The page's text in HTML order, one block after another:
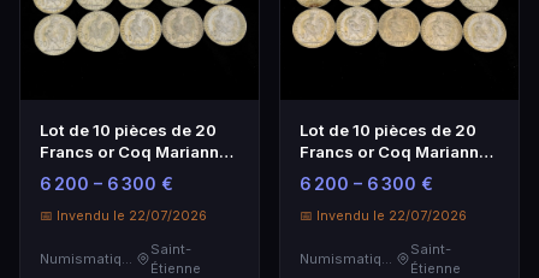
Lot de 10 pièces de 20
Francs or Coq Marianne -
Investissement
Numismatique
6 200 – 6 300 €
📅 Invendu le 22/07/2026
Numismatique
Saint-
Étienne
Lot de 10 pièces de 20
Francs or Coq Marianne -
Investissement
Numismatique
6 200 – 6 300 €
📅 Invendu le 22/07/2026
Numismatique
Saint-
Étienne